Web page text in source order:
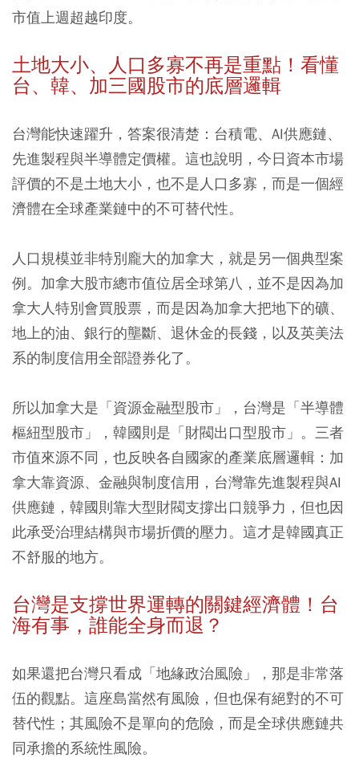
市值上週超越印度。
土地大小、人口多寡不再是重點！看懂
台、韓、加三國股市的底層邏輯
台灣能快速躍升，答案很清楚：台積電、AI供應鏈、
先進製程與半導體定價權。這也說明，今日資本市場
評價的不是土地大小，也不是人口多寡，而是一個經
濟體在全球產業鏈中的不可替代性。
人口規模並非特別龐大的加拿大，就是另一個典型案
例。加拿大股市總市值位居全球第八，並不是因為加
拿大人特別會買股票，而是因為加拿大把地下的礦、
地上的油、銀行的壟斷、退休金的長錢，以及英美法
系的制度信用全部證券化了。
所以加拿大是「資源金融型股市」，台灣是「半導體
樞紐型股市」，韓國則是「財閥出口型股市」。三者
市值來源不同，也反映各自國家的產業底層邏輯：加
拿大靠資源、金融與制度信用，台灣靠先進製程與AI
供應鏈，韓國則靠大型財閥支撐出口競爭力，但也因
此承受治理結構與市場折價的壓力。這才是韓國真正
不舒服的地方。
台灣是支撐世界運轉的關鍵經濟體！ 台
海有事，誰能全身而退？
如果還把台灣只看成「地緣政治風險」，那是非常落
伍的觀點。這座島當然有風險，但也保有絕對的不可
替代性；其風險不是單向的危險，而是全球供應鏈共
同承擔的系統性風險。